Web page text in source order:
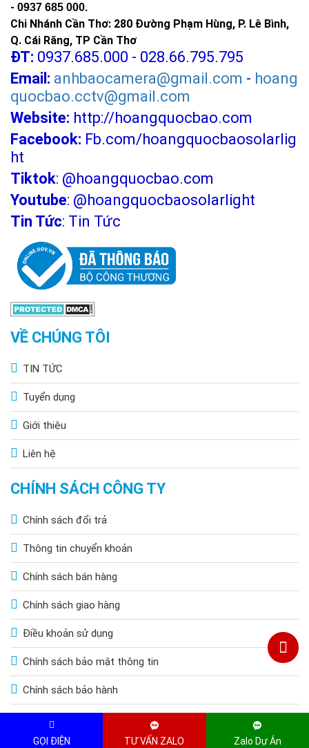
- 0937 685 000.
Chi Nhánh Cần Thơ: 280 Đường Phạm Hùng, P. Lê Bình,
Q. Cái Răng, TP Cần Thơ
ĐT: 0937.685.000 - 028.66.795.795
Email: anhbaocamera@gmail.com - hoang
quocbao.cctv@gmail.com
Website: http://hoangquocbao.com
Facebook: Fb.com/hoangquocbaosolarlig
ht
Tiktok: @hoangquocbao.com
Youtube: @hoangquocbaosolarlight
Tin Tức: Tin Tức
VỀ CHÚNG TÔI
TIN TỨC
Tuyển dụng
Giới thiệu
Liên hệ
CHÍNH SÁCH CÔNG TY
Chính sách đổi trả
Thông tin chuyển khoản
Chính sách bán hàng
Chính sách giao hàng
Điều khoản sử dụng
Chính sách bảo mật thông tin
Chính sách bảo hành
Copyright © 2015 by HOANGQUOCBAO.COM. All Rights Reserved
GỌI ĐIỆN TƯ VẤN ZALO Zalo Dự Án